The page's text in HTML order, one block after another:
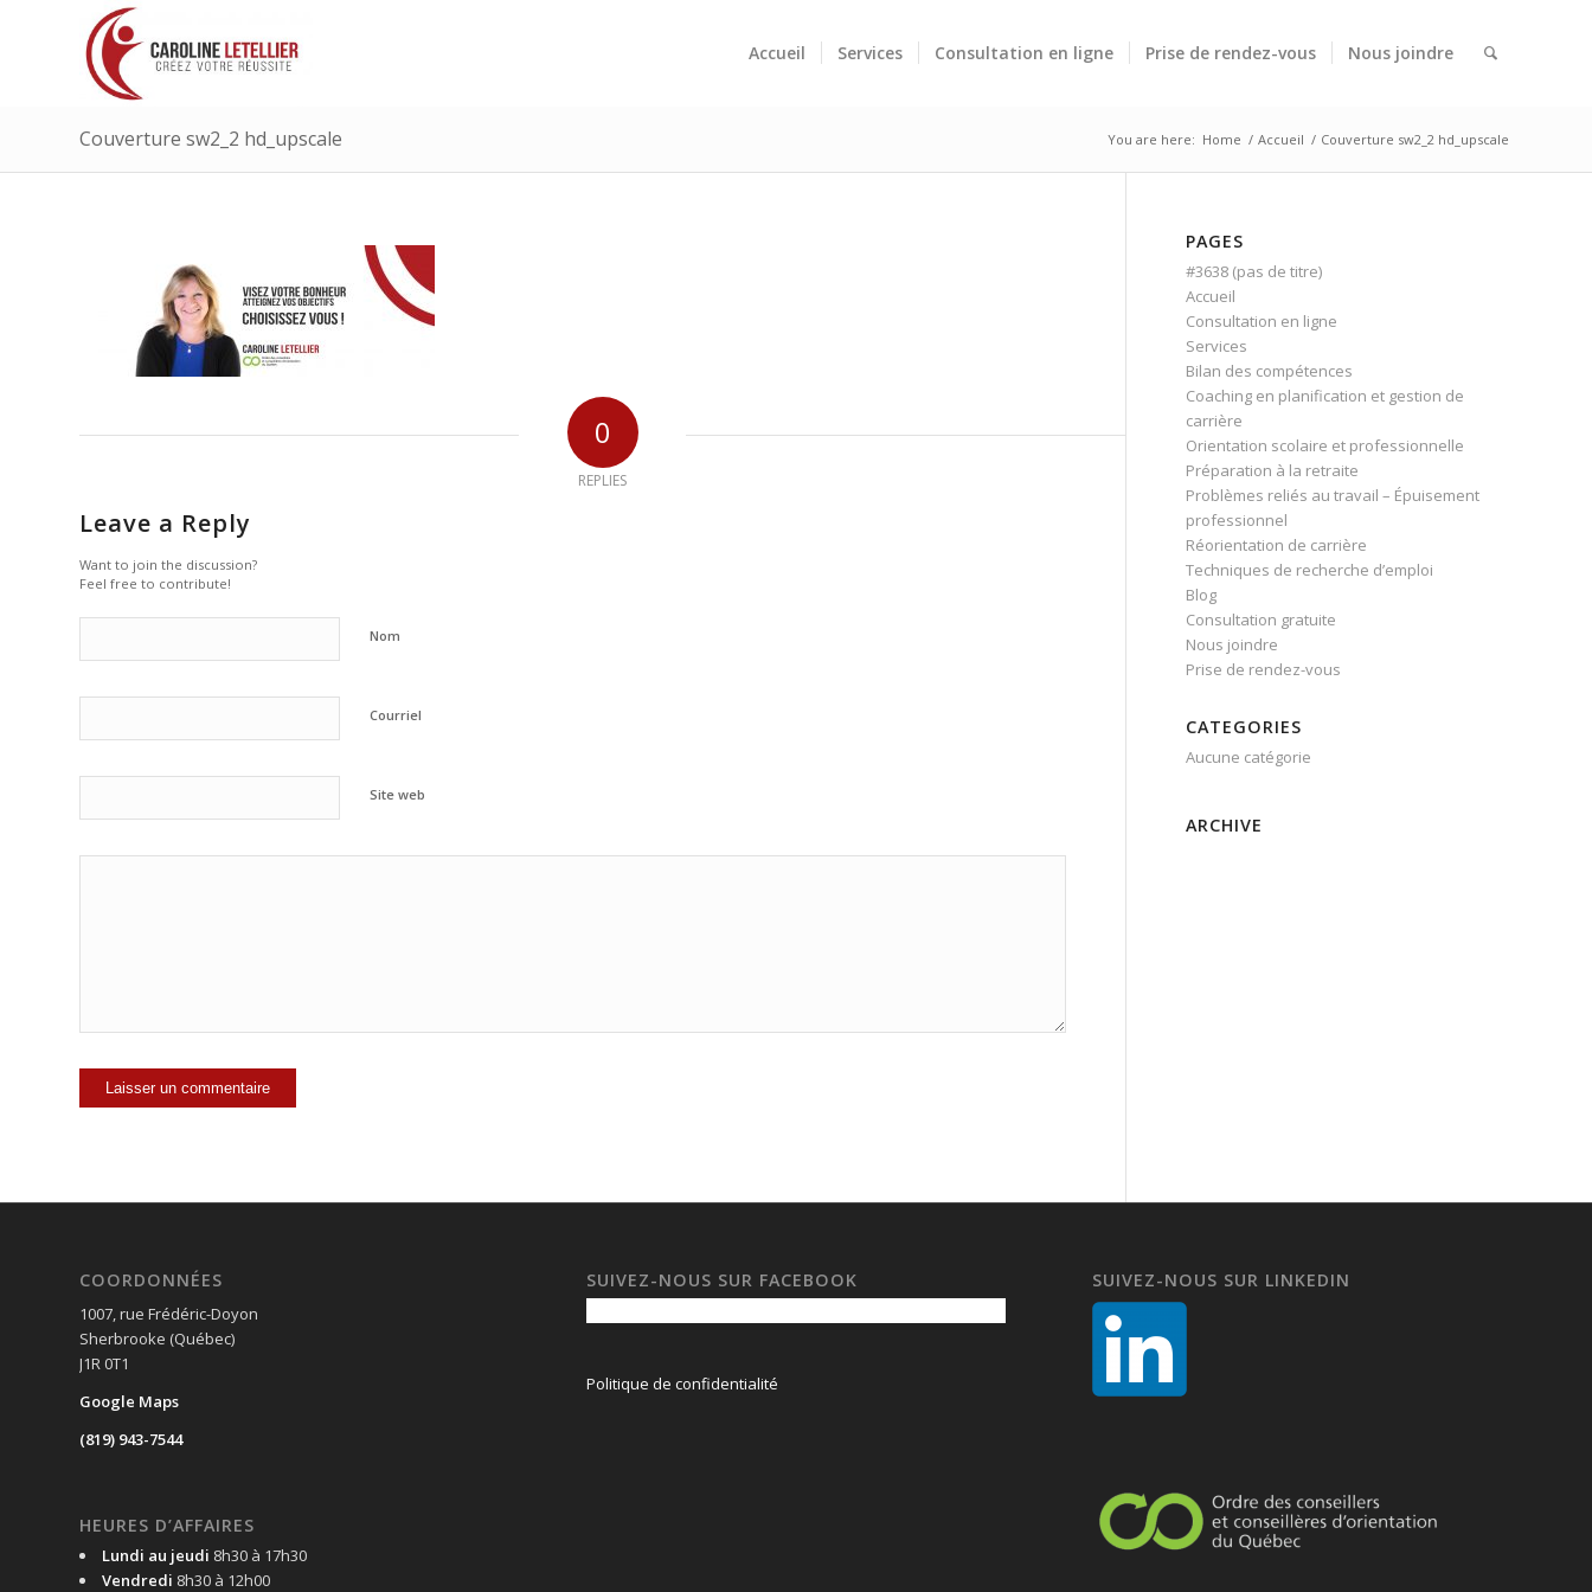
Accueil Services Consultation en ligne Prise de rendez-vous Nous joindre
Couverture sw2_2 hd_upscale You are here: Home / Accueil / Couverture sw2_2 hd_upscale
0
REPLIES
Leave a Reply
Want to join the discussion?
Feel free to contribute!
Nom
Courriel
Site web
PAGES
#3638 (pas de titre)
Accueil
Consultation en ligne
Services
Bilan des compétences
Coaching en planification et gestion de
carrière
Orientation scolaire et professionnelle
Préparation à la retraite
Problèmes reliés au travail – Épuisement
professionnel
Réorientation de carrière
Techniques de recherche d’emploi
Blog
Consultation gratuite
Nous joindre
Prise de rendez-vous
CATEGORIES
Aucune catégorie
ARCHIVE
COORDONNÉES
1007, rue Frédéric-Doyon
Sherbrooke (Québec)
J1R 0T1
Google Maps
(819) 943-7544
HEURES D’AFFAIRES
Lundi au jeudi 8h30 à 17h30
Vendredi 8h30 à 12h00
SUIVEZ-NOUS SUR FACEBOOK
Politique de confidentialité
SUIVEZ-NOUS SUR LINKEDIN